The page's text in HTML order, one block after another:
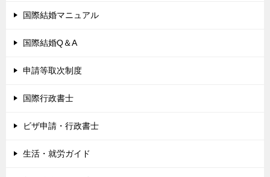
国際結婚マニュアル
国際結婚Q＆A
申請等取次制度
国際行政書士
ビザ申請・行政書士
生活・就労ガイド